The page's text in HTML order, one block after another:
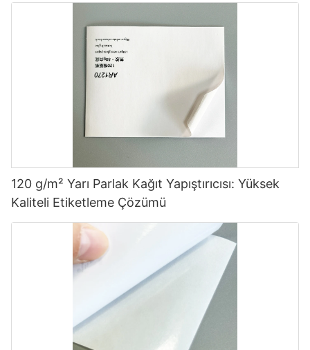
120 g/m² Yarı Parlak Kağıt Yapıştırıcısı: Yüksek
Kaliteli Etiketleme Çözümü